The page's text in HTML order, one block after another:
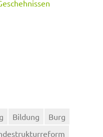
Bildung
Burg